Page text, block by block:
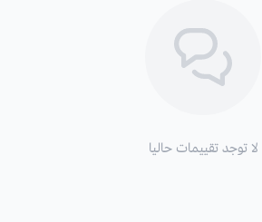
لا توجد تقييمات حاليا